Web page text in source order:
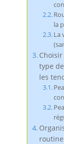
la
La
type
les